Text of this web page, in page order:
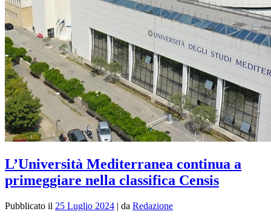
L’Università Mediterranea continua a
primeggiare nella classifica Censis
Pubblicato il 25 Luglio 2024 | da Redazione